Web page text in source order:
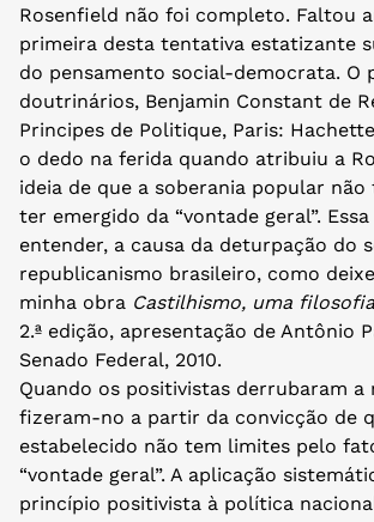
Rosenfield não foi completo. Faltou
primeira desta tentativa estatizante
do pensamento social-democrata. O
doutrinários, Benjamin Constant de
Principes de Politique, Paris:
o dedo na ferida quando atribuiu a
ideia de que a soberania popular
ter emergido da “vontade geral”.
entender, a causa da deturpação do
republicanismo brasileiro, como
minha obra Castilhismo, uma
2.ª edição, apresentação de Antônio
Senado Federal, 2010.
Quando os positivistas derrubaram a
fizeram-no a partir da convicção de
estabelecido não tem limites pelo
“vontade geral”. A aplicação
princípio positivista à política